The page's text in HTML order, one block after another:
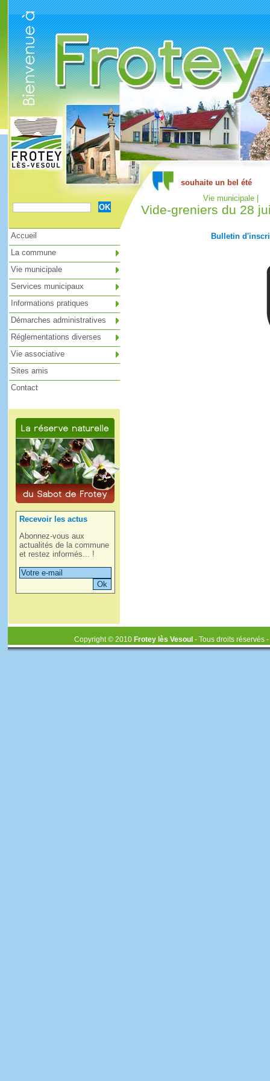
Recevoir les actus
Abonnez-vous aux
actualités de la commune
et restez informés... !
Vie municipale |
Vide-greniers du 28
Bulletin
Copyright © 2010 Frotey lès Vesoul - Tous droits réservés
Accueil
La commune
Vie municipale
Services municipaux
Informations pratiques
Démarches administratives
Réglementations diverses
Vie associative
Sites amis
Contact
Cookies management panel